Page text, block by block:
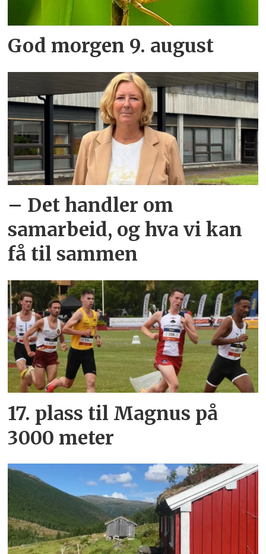
God morgen 9. august
– Det handler om
samarbeid, og hva vi kan
få til sammen
17. plass til Magnus på
3000 meter